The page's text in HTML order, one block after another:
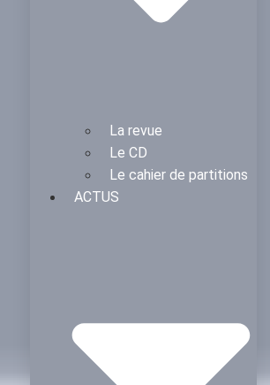
La revue
Le CD
Le cahier de partitions
ACTUS